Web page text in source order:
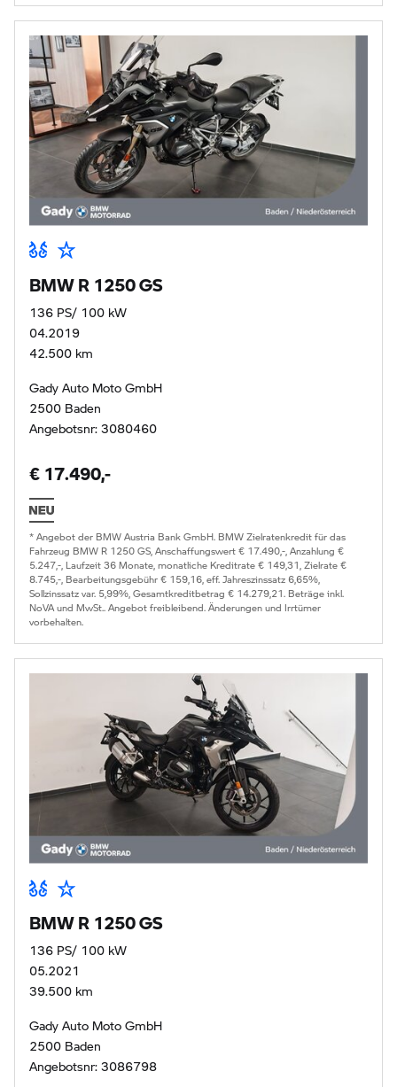
BMW R 1250 GS
136 PS/ 100 kW
04.2019
42.500 km
Gady Auto Moto GmbH
2500 Baden
Angebotsnr: 3080460
€ 17.490,-
* Angebot der BMW Austria Bank GmbH. BMW Zielratenkredit für das
Fahrzeug BMW R 1250 GS, Anschaffungswert € 17.490,-, Anzahlung €
5.247,-, Laufzeit 36 Monate, monatliche Kreditrate € 149,31, Zielrate €
8.745,-, Bearbeitungsgebühr € 159,16, eff. Jahreszinssatz 6,65%,
Sollzinssatz var. 5,99%, Gesamtkreditbetrag € 14.279,21. Beträge inkl.
NoVA und MwSt.. Angebot freibleibend. Änderungen und Irrtümer
vorbehalten.
BMW R 1250 GS
136 PS/ 100 kW
05.2021
39.500 km
Gady Auto Moto GmbH
2500 Baden
Angebotsnr: 3086798